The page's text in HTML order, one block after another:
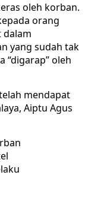
oleh korban.
orang
dalam
yang sudah tak
“digarap” oleh
mendapat
Aiptu Agus